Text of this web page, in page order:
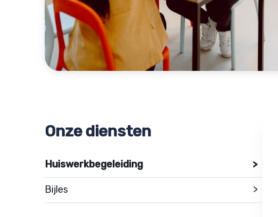
Onze diensten
Huiswerkbegeleiding >
Bijles >